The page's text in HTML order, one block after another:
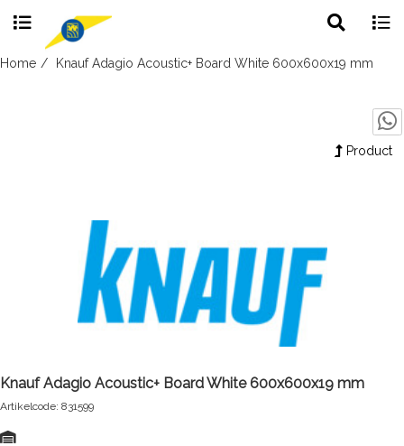
Skip
search
Home Knauf Adagio Acoustic+ Board White 600x600x19 mm
Product
Knauf Adagio Acoustic+ Board White 600x600x19 mm
Artikelcode: 831599